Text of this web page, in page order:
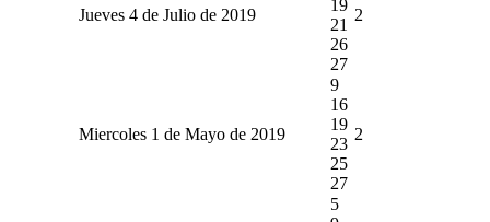
Jueves 4 de Julio de 2019
19
21
26
27
2
Miercoles 1 de Mayo de 2019
9
16
19
23
25
27
2
5